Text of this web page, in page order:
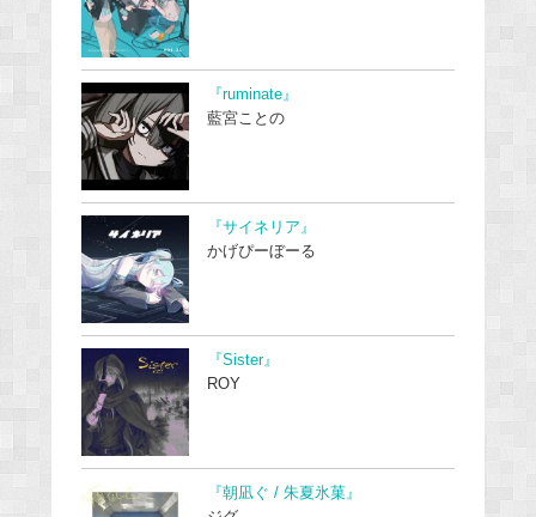
『ruminate』
藍宮ことの
『サイネリア』
かげぴーぼーる
『Sister』
ROY
『朝凪ぐ / 朱夏氷菓』